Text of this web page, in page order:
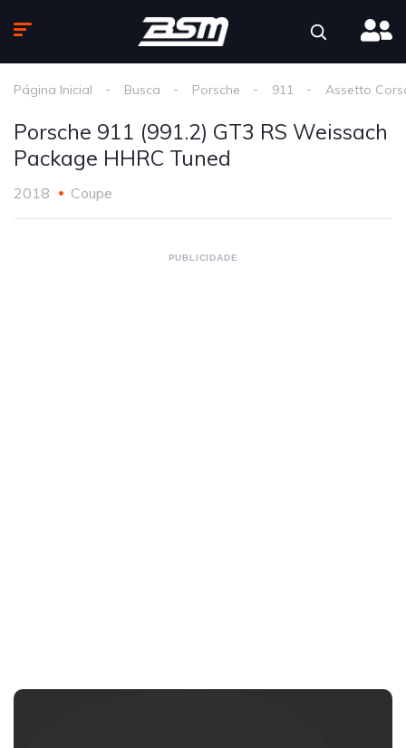
Página Inicial Busca Porsche 911 Assetto
Porsche 911 (991.2) GT3 RS Weissach
Package HHRC Tuned
2018 Coupe
PUBLICIDADE